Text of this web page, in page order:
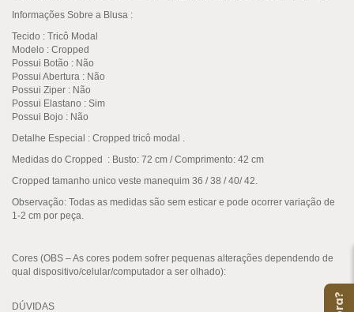
Informações Sobre a Blusa :
Tecido : Tricô Modal
Modelo : Cropped
Possui Botão : Não
Possui Abertura : Não
Possui Ziper : Não
Possui Elastano : Sim
Possui Bojo : Não
Detalhe Especial : Cropped tricô modal .
Medidas do Cropped : Busto: 72 cm / Comprimento: 42 cm
Cropped tamanho unico veste manequim 36 / 38 / 40/ 42.
Observação: Todas as medidas são sem esticar e pode ocorrer variação de
1-2 cm por peça.
Cores (OBS – As cores podem sofrer pequenas alterações dependendo de
qual dispositivo/celular/computador a ser olhado):
DÚVIDAS